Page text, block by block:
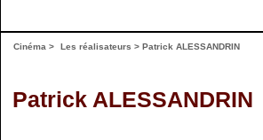
Cinéma > Les réalisateurs > Patrick ALESSANDRIN
Patrick ALESSANDRIN